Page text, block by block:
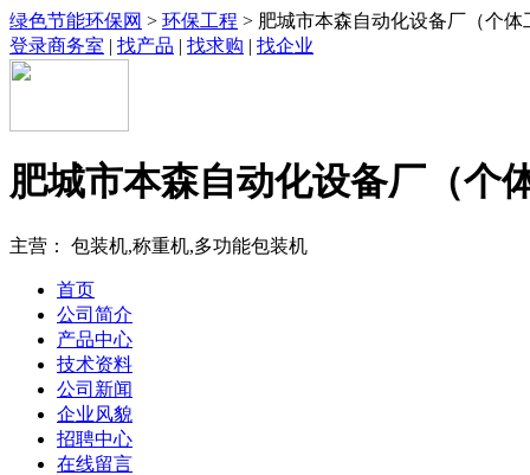
绿色节能环保网 > 环保工程 > 肥城市本森自动化设备厂（个体
登录商务室 | 找产品 | 找求购 | 找企业
肥城市本森自动化设备厂（个
主营： 包装机,称重机,多功能包装机
首页
公司简介
产品中心
技术资料
公司新闻
企业风貌
招聘中心
在线留言